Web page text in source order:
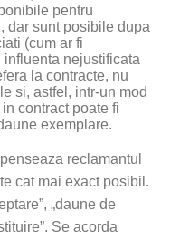
pentru
dar sunt posibile dupa
(cum ar fi
nejustificata
la contracte, nu
si, astfel, intr-un mod
contract poate fi
exemplare.
reclamantul
cat mai exact posibil.
„daune de
Se acorda